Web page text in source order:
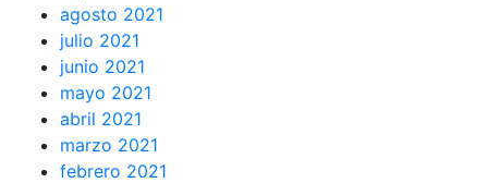
agosto 2021
julio 2021
junio 2021
mayo 2021
abril 2021
marzo 2021
febrero 2021